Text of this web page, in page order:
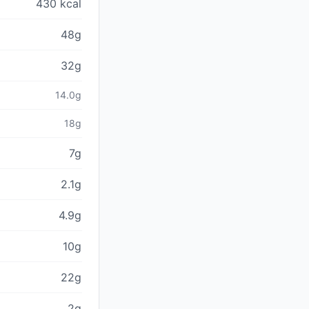
430 kcal
48g
32g
14.0g
18g
7g
2.1g
4.9g
10g
22g